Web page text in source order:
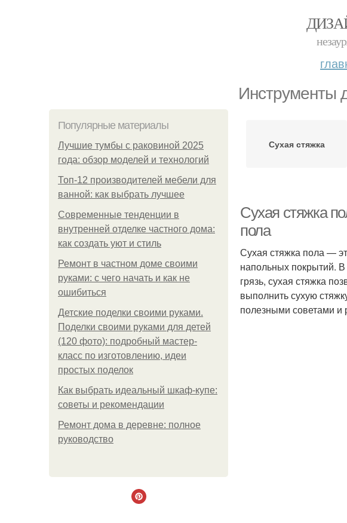
Инструменты
Популярные материалы
Лучшие тумбы с раковиной 2025
года: обзор моделей и технологий
Топ-12 производителей мебели для
ванной: как выбрать лучшее
Современные тенденции в
внутренней отделке частного дома:
как создать уют и стиль
Ремонт в частном доме своими
руками: с чего начать и как не
ошибиться
Детские поделки своими руками.
Поделки своими руками для детей
(120 фото): подробный мастер-
класс по изготовлению, идеи
простых поделок
Как выбрать идеальный шкаф-купе:
советы и рекомендации
Ремонт дома в деревне: полное
руководство
Сухая стяжка
Сухая стяжка
пола
Сухая стяжка пола —
напольных покрытий.
грязь, сухая стяжка
выполнить сухую
полезными советами и